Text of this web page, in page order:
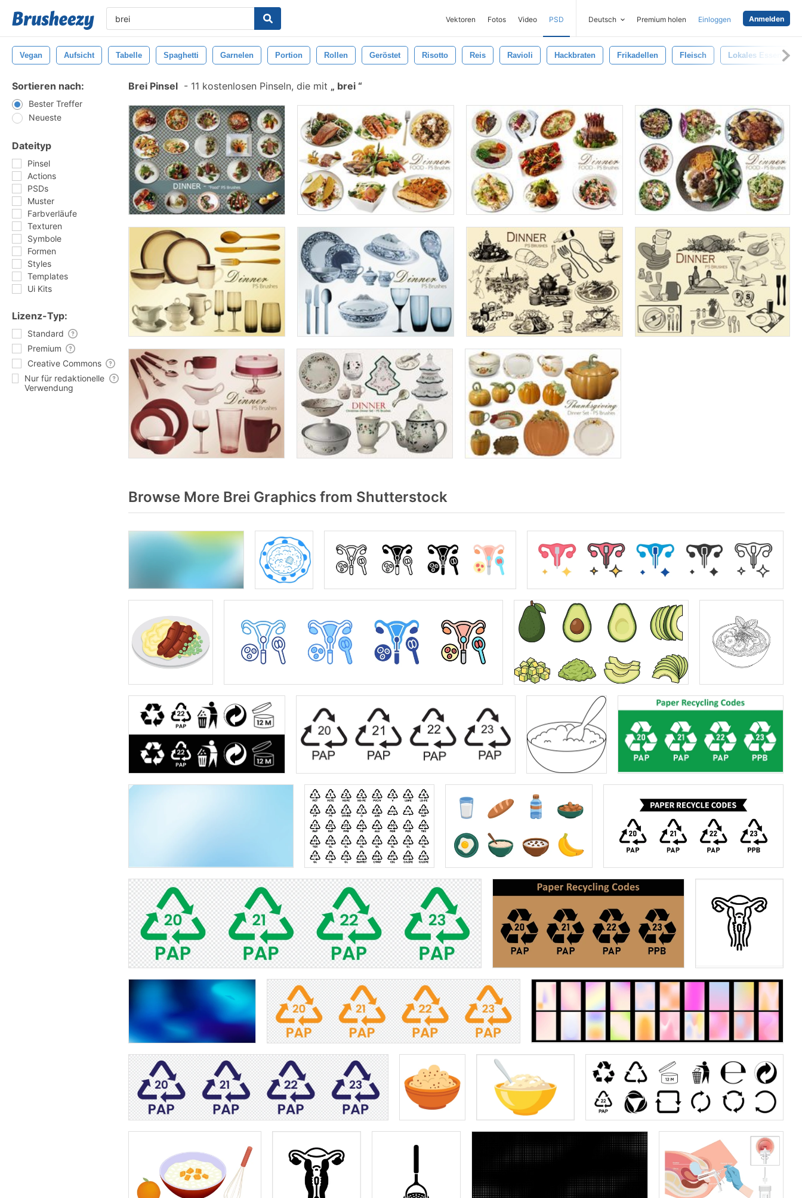
Vektoren Fotos Video PSD Deutsch Premium holen Einloggen Anmelden
Vegan Aufsicht Tabelle Spaghetti Garnelen Portion Rollen Geröstet Risotto Reis Ravioli Hackbraten Frikadellen Fleisch Lokales Essen
Sortieren nach:
Bester Treffer
Neueste
Dateityp
Pinsel
Actions
PSDs
Muster
Farbverläufe
Texturen
Symbole
Formen
Styles
Templates
Ui Kits
Lizenz-Typ:
Standard
Premium
Creative Commons
Nur für redaktionelle
Verwendung
Brei Pinsel - 11 kostenlosen Pinseln, die mit brei
Browse More Brei Graphics from Shutterstock